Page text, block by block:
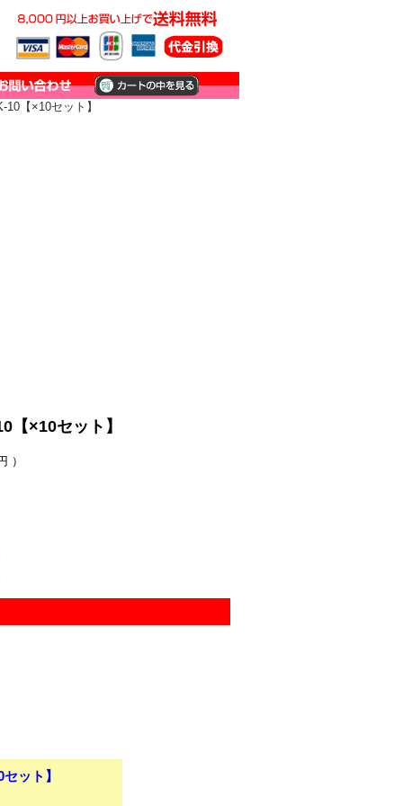
【×10セット】
【×10セット】
）
ット】